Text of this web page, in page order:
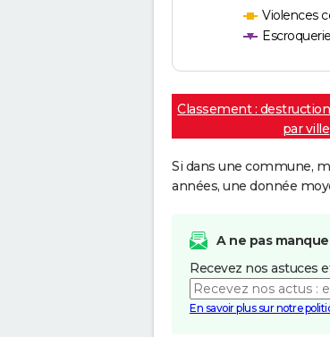
Violences
Classement :
par ville
Si dans une commune,
années, une donnée
A ne pas
Recevez nos astuces
En savoir plus sur notre